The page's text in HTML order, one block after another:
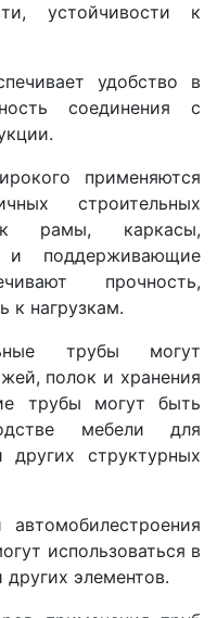
устойчивости к
удобство в
соединения с
применяются
строительных
рамы, каркасы,
и поддерживающие
прочность,
к нагрузкам.
трубы могут
полок и хранения
трубы могут быть
мебели для
структурных
использоваться в
элементов.